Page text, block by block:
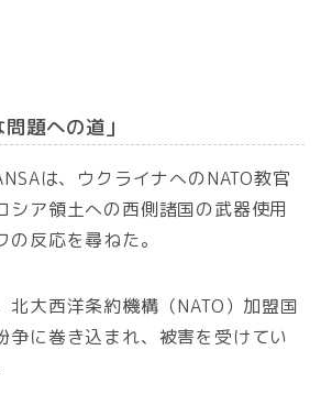
題への道」
は、ウクライナへのNATO教官
シア領土への西側諸国の武器使用
反応を尋ねた。
北大西洋条約機構（NATO）加盟国
争に巻き込まれ、被害を受けてい